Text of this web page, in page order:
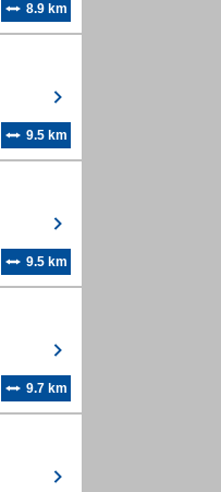
8.9 km
9.5 km
9.5 km
9.7 km